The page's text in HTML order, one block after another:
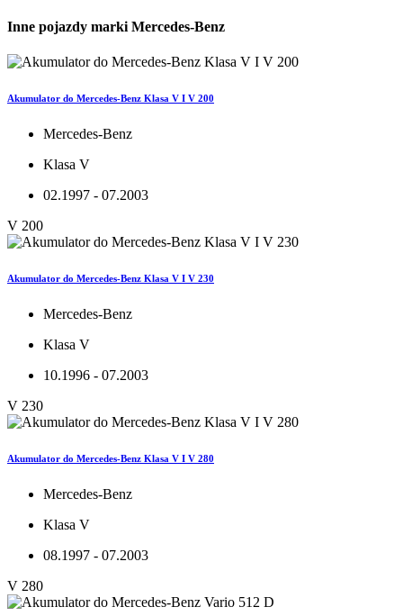
Inne pojazdy marki Mercedes-Benz
Akumulator do Mercedes-Benz Klasa V I V 200
Mercedes-Benz
Klasa V
02.1997 - 07.2003
V 200
Akumulator do Mercedes-Benz Klasa V I V 230
Mercedes-Benz
Klasa V
10.1996 - 07.2003
V 230
Akumulator do Mercedes-Benz Klasa V I V 280
Mercedes-Benz
Klasa V
08.1997 - 07.2003
V 280